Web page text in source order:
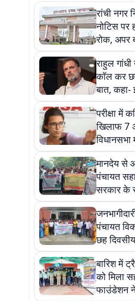
रांची नगर
नोटिस पर
रोक, अपर
राहत
राहुल गांधी
कॉल कर
बात,
छात्र
कर रहे हैं
परीक्षा में
खिलाफ 7
विधानसभा
आईसा,
होंगी नेहा
मानदेय से
पंचायत
सरकार के
बड़ी मांगें
पंचायत
छह
समापन
बारिश में
को मिला
फाउंडेशन